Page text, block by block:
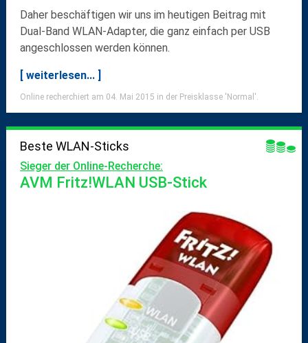
Daher beschäftigen wir uns im heutigen Beitrag mit
Dual-Band WLAN-Adapter, die ganz einfach per USB
angeschlossen werden können.
[ weiterlesen... ]
Online recherchiert am 04. Mai 2015 in der Preisklasse 'Normal'.
Beste WLAN-Sticks
Sieger der Online-Recherche:
AVM Fritz!WLAN USB-Stick